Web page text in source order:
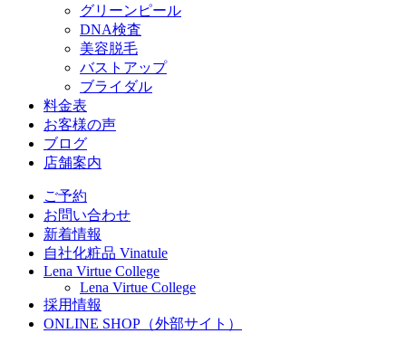
グリーンピール
DNA検査
美容脱毛
バストアップ
ブライダル
料金表
お客様の声
ブログ
店舗案内
ご予約
お問い合わせ
新着情報
自社化粧品 Vinatule
Lena Virtue College
Lena Virtue College
採用情報
ONLINE SHOP（外部サイト）